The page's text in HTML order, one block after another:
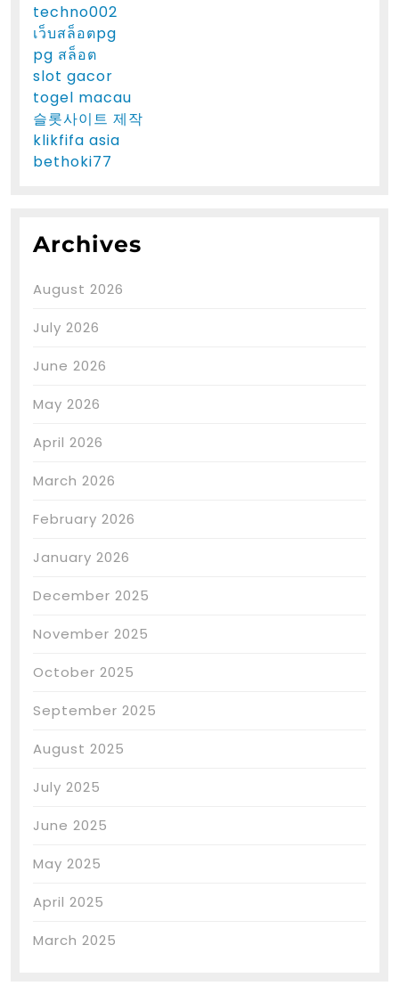
techno002
เว็บสล็อตpg
pg สล็อต
slot gacor
togel macau
슬롯사이트 제작
klikfifa asia
bethoki77
Archives
August 2026
July 2026
June 2026
May 2026
April 2026
March 2026
February 2026
January 2026
December 2025
November 2025
October 2025
September 2025
August 2025
July 2025
June 2025
May 2025
April 2025
March 2025